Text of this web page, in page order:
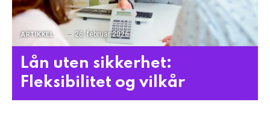
ARTIKKEL 26. februar 2026
Lån uten sikkerhet:
Fleksibilitet og vilkår